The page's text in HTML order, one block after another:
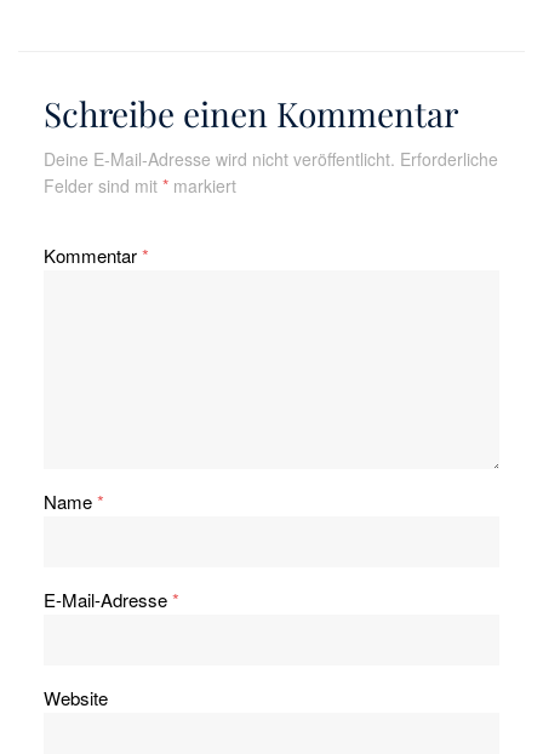
Schreibe einen Kommentar
Deine E-Mail-Adresse wird nicht veröffentlicht. Erforderliche
Felder sind mit *markiert
Kommentar*
Name*
E-Mail-Adresse*
Website